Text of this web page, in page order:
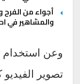
أجواء من
والمشاهير في
وعن استخدام
تصوير